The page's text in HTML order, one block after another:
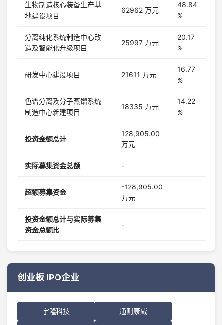
生物制造核心装备生产基
地建设项目
62962 万元
48.84
%
分离纯化系统制造中心改
造及智能化升级项目
25997 万元
20.17
%
研发中心建设项目 21611 万元
16.77
%
色谱分离及分子蒸馏系统
制造中心新建项目
18335 万元
14.22
%
投资金额总计
128,905.00
万元
实际募集资金总额 -
超额募集资金
-128,905.00
万元
投资金额总计与实际募集
资金总额比
-
创业板 IPO企业
宇隆科技 通则康威